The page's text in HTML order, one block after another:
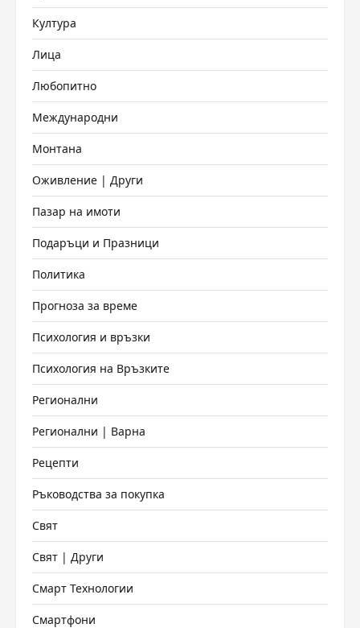
Култура
Лица
Любопитно
Международни
Монтана
Оживление | Други
Пазар на имоти
Подаръци и Празници
Политика
Прогноза за време
Психология и връзки
Психология на Връзките
Регионални
Регионални | Варна
Рецепти
Ръководства за покупка
Свят
Свят | Други
Смарт Технологии
Смартфони